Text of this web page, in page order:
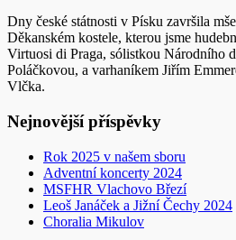
Dny české státnosti v Písku završila
Děkanském kostele, kterou jsme
Virtuosi di Praga, sólistkou Národního
Poláčkovou, a varhaníkem Jiřím
Vlčka.
Nejnovější příspěvky
Rok 2025 v našem sboru
Adventní koncerty 2024
MSFHR Vlachovo Březí
Leoš Janáček a Jižní Čechy 2024
Choralia Mikulov